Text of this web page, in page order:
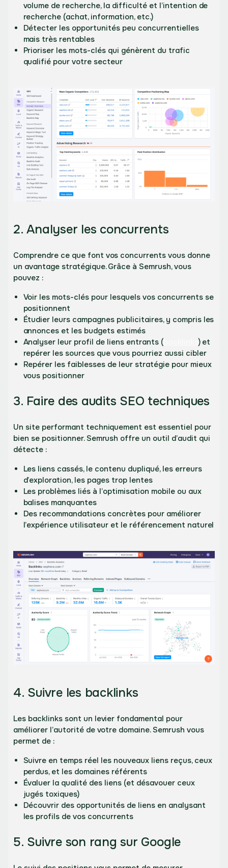
volume de recherche, la difficulté et l’intention de
recherche (achat, information, etc.)
Détecter les opportunités peu concurrentielles
mais très rentables
Prioriser les mots-clés qui génèrent du trafic
qualifié pour votre secteur
2. Analyser les concurrents
Comprendre ce que font vos concurrents vous donne
un avantage stratégique. Grâce à Semrush, vous
pouvez :
Voir les mots-clés pour lesquels vos concurrents se
positionnent
Étudier leurs campagnes publicitaires, y compris les
annonces et les budgets estimés
Analyser leur profil de liens entrants (backlinks) et
repérer les sources que vous pourriez aussi cibler
Repérer les faiblesses de leur stratégie pour mieux
vous positionner
3. Faire des audits SEO techniques
Un site performant techniquement est essentiel pour
bien se positionner. Semrush offre un outil d’audit qui
détecte :
Les liens cassés, le contenu dupliqué, les erreurs
d’exploration, les pages trop lentes
Les problèmes liés à l’optimisation mobile ou aux
balises manquantes
Des recommandations concrètes pour améliorer
l’expérience utilisateur et le référencement naturel
4. Suivre les backlinks
Les backlinks sont un levier fondamental pour
améliorer l’autorité de votre domaine. Semrush vous
permet de :
Suivre en temps réel les nouveaux liens reçus, ceux
perdus, et les domaines référents
Évaluer la qualité des liens (et désavouer ceux
jugés toxiques)
Découvrir des opportunités de liens en analysant
les profils de vos concurrents
5. Suivre son rang sur Google